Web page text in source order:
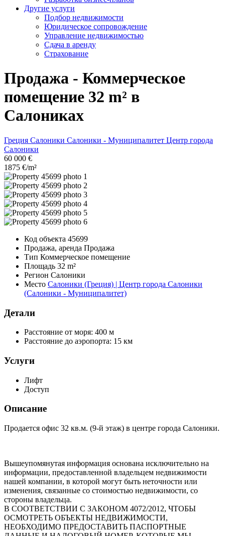
Другие услуги
Подбор недвижимости
Юридическое сопровождение
Управление недвижимостью
Сдача в аренду
Страхование
Продажа - Коммерческое
помещение 32 m² в
Салониках
Греция Салоники Салоники - Муниципалитет Центр города
Салоники
60 000 €
1875 €/m²
Код объекта 45699
Продажа, аренда Продажа
Тип Коммерческое помещение
Площадь 32 m²
Регион Салоники
Место Салоники (Греция) | Центр города Салоники
(Салоники - Муниципалитет)
Детали
Расстояние от моря: 400 м
Расстояние до аэропорта: 15 км
Услуги
Лифт
Доступ
Описание
Продается офис 32 кв.м. (9-й этаж) в центре города Салоники.
Вышеупомянутая информация основана исключительно на
информации, предоставленной владельцем недвижимости
нашей компании, в которой могут быть неточности или
изменения, связанные со стоимостью недвижимости, со
стороны владельца.
В СООТВЕТСТВИИ С ЗАКОНОМ 4072/2012, ЧТОБЫ
ОСМОТРЕТЬ ОБЪЕКТЫ НЕДВИЖИМОСТИ,
НЕОБХОДИМО ПРЕДОСТАВИТЬ ПАСПОРТНЫЕ